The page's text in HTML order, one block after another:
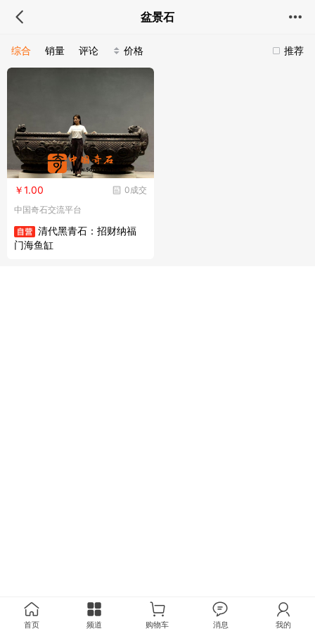
盆景石
推荐
综合 销量 评论 价格
0成交
￥1.00
中国奇石交流平台
清代黑青石：招财纳福
门海鱼缸
首页 频道 购物车 消息 我的